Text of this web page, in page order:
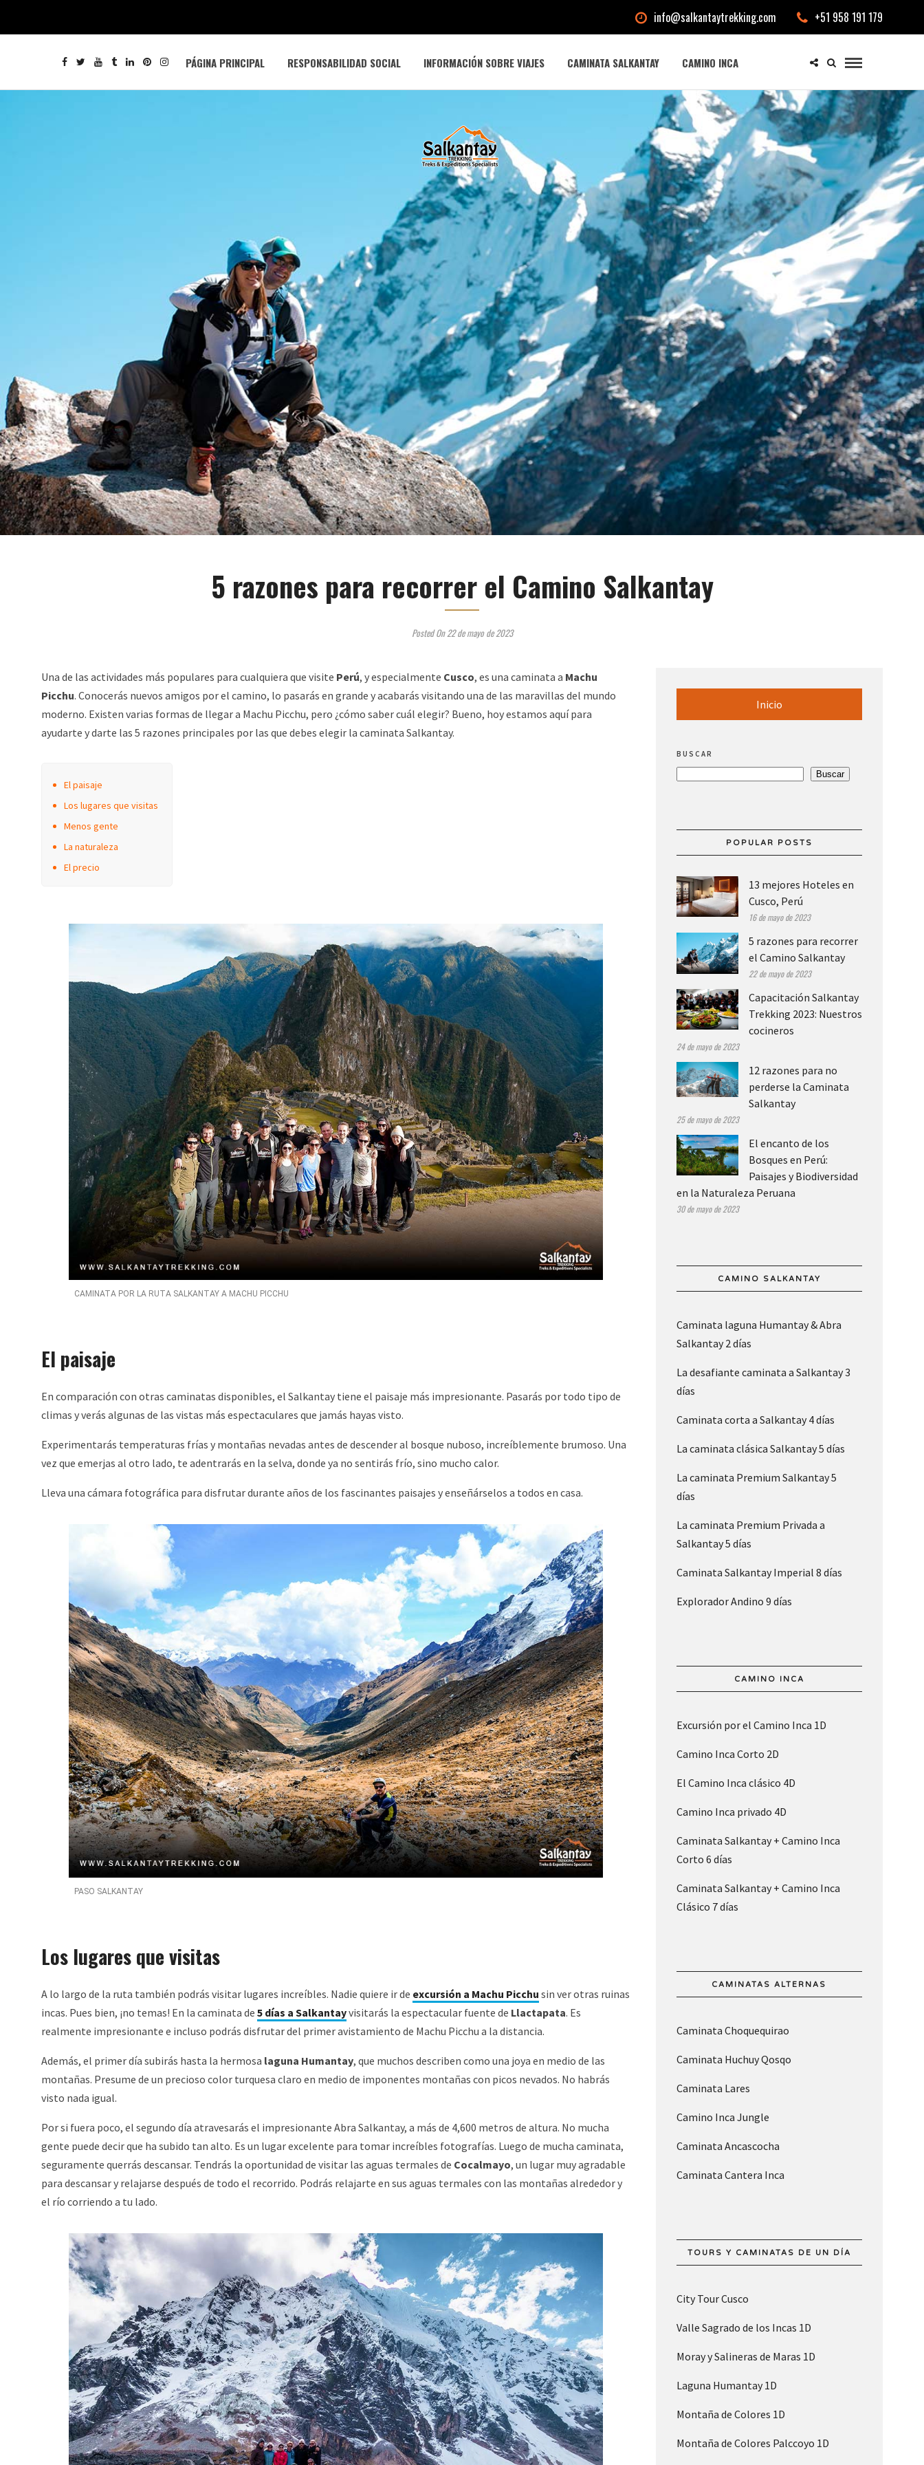
info@salkantaytrekking.com +51 958 191 179
PÁGINA PRINCIPAL RESPONSABILIDAD SOCIAL INFORMACIÓN SOBRE VIAJES CAMINATA SALKANTAY CAMINO INCA
5 razones para recorrer el Camino Salkantay
Posted On 22 de mayo de 2023
Una de las actividades más populares para cualquiera que visite Perú, y especialmente Cusco, es una caminata a Machu
Picchu. Conocerás nuevos amigos por el camino, lo pasarás en grande y acabarás visitando una de las maravillas del mundo
moderno. Existen varias formas de llegar a Machu Picchu, pero ¿cómo saber cuál elegir? Bueno, hoy estamos aquí para
ayudarte y darte las 5 razones principales por las que debes elegir la caminata Salkantay.
El paisaje
Los lugares que visitas
Menos gente
La naturaleza
El precio
CAMINATA POR LA RUTA SALKANTAY A MACHU PICCHU
El paisaje
En comparación con otras caminatas disponibles, el Salkantay tiene el paisaje más impresionante. Pasarás por todo tipo de
climas y verás algunas de las vistas más espectaculares que jamás hayas visto.
Experimentarás temperaturas frías y montañas nevadas antes de descender al bosque nuboso, increíblemente brumoso. Una
vez que emerjas al otro lado, te adentrarás en la selva, donde ya no sentirás frío, sino mucho calor.
Lleva una cámara fotográfica para disfrutar durante años de los fascinantes paisajes y enseñárselos a todos en casa.
PASO SALKANTAY
Los lugares que visitas
A lo largo de la ruta también podrás visitar lugares increíbles. Nadie quiere ir de excursión a Machu Picchu sin ver otras ruinas
incas. Pues bien, ¡no temas! En la caminata de 5 días a Salkantayvisitarás la espectacular fuente de Llactapata. Es
realmente impresionante e incluso podrás disfrutar del primer avistamiento de Machu Picchu a la distancia.
Además, el primer día subirás hasta la hermosa laguna Humantay, que muchos describen como una joya en medio de las
montañas. Presume de un precioso color turquesa claro en medio de imponentes montañas con picos nevados. No habrás
visto nada igual.
Por si fuera poco, el segundo día atravesarás el impresionante Abra Salkantay, a más de 4,600 metros de altura. No mucha
gente puede decir que ha subido tan alto. Es un lugar excelente para tomar increíbles fotografías. Luego de mucha caminata,
seguramente querrás descansar. Tendrás la oportunidad de visitar las aguas termales de Cocalmayo, un lugar muy agradable
para descansar y relajarse después de todo el recorrido. Podrás relajarte en sus aguas termales con las montañas alrededor y
el río corriendo a tu lado.
Inicio
BUSCAR
Buscar
POPULAR POSTS
13 mejores Hoteles en
Cusco, Perú
16 de mayo de 2023
5 razones para recorrer
el Camino Salkantay
22 de mayo de 2023
Capacitación Salkantay
Trekking 2023: Nuestros
cocineros
24 de mayo de 2023
12 razones para no
perderse la Caminata
Salkantay
25 de mayo de 2023
El encanto de los
Bosques en Perú:
Paisajes y Biodiversidad
en la Naturaleza Peruana
30 de mayo de 2023
CAMINO SALKANTAY
Caminata laguna Humantay & Abra
Salkantay 2 días
La desafiante caminata a Salkantay 3
días
Caminata corta a Salkantay 4 días
La caminata clásica Salkantay 5 días
La caminata Premium Salkantay 5
días
La caminata Premium Privada a
Salkantay 5 días
Caminata Salkantay Imperial 8 días
Explorador Andino 9 días
CAMINO INCA
Excursión por el Camino Inca 1D
Camino Inca Corto 2D
El Camino Inca clásico 4D
Camino Inca privado 4D
Caminata Salkantay + Camino Inca
Corto 6 días
Caminata Salkantay + Camino Inca
Clásico 7 días
CAMINATAS ALTERNAS
Caminata Choquequirao
Caminata Huchuy Qosqo
Caminata Lares
Camino Inca Jungle
Caminata Ancascocha
Caminata Cantera Inca
TOURS Y CAMINATAS DE UN DÍA
City Tour Cusco
Valle Sagrado de los Incas 1D
Moray y Salineras de Maras 1D
Laguna Humantay 1D
Montaña de Colores 1D
Montaña de Colores Palccoyo 1D